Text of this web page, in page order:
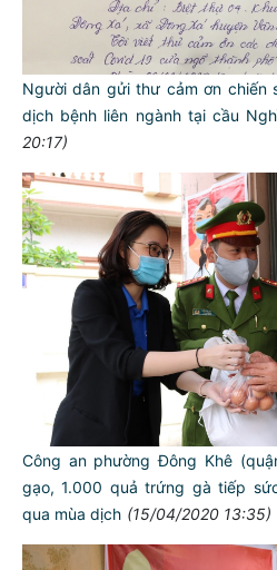
Người dân gửi thư cảm ơn chiến
dịch bệnh liên ngành tại cầu
20:17)
Công an phường Đông Khê
gạo, 1.000 quả trứng gà tiếp
qua mùa dịch (15/04/2020 13:35)